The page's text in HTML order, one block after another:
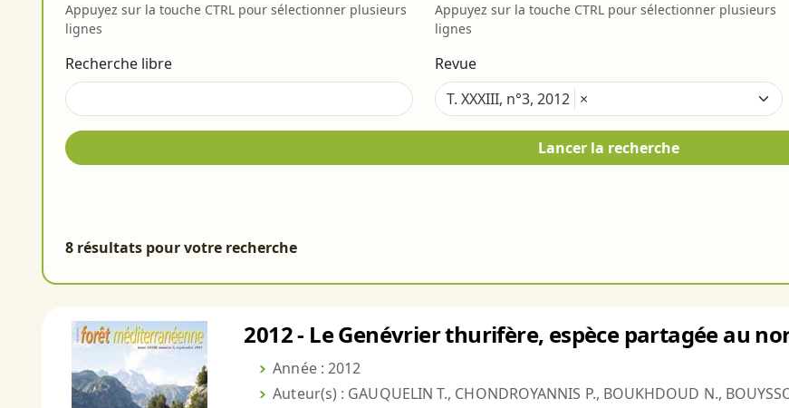
Appuyez sur la touche CTRL pour sélectionner plusieurs
lignes
Appuyez sur la touche CTRL pour sélectionner plusieurs
lignes
Recherche libre
Revue
T. XXXIII, n°3, 2012 ×
Lancer la recherche
8 résultats pour votre recherche
2012 - Le Genévrier thurifère, espèce partagée au
Année : 2012
Auteur(s) : GAUQUELIN T., CHONDROYANNIS P., BOUKHDOUD N.,